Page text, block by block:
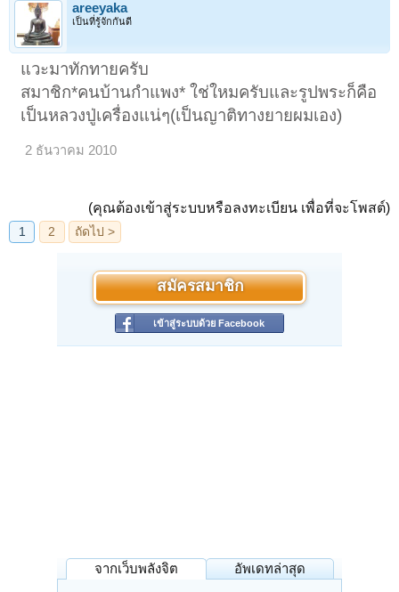
areeyaka
เป็นที่รู้จักกันดี
แวะมาทักทายครับ
สมาชิก*คนบ้านกำแพง* ใช่ใหมครับและรูปพระก็คือ
เป็นหลวงปู่เครื่องแน่ๆ(เป็นญาติทางยายผมเอง)
2 ธันวาคม 2010
(คุณต้องเข้าสู่ระบบหรือลงทะเบียน เพื่อที่จะโพสต์)
สมัครสมาชิก
เข้าสู่ระบบด้วย Facebook
จากเว็บพลังจิต อัพเดทล่าสุด